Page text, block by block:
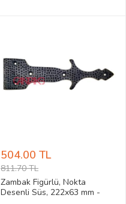
504.00 TL
811.70 TL
Zambak Figürlü, Nokta
Desenli Süs, 222x63 mm -